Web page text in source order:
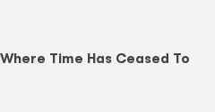
Time Has Ceased To